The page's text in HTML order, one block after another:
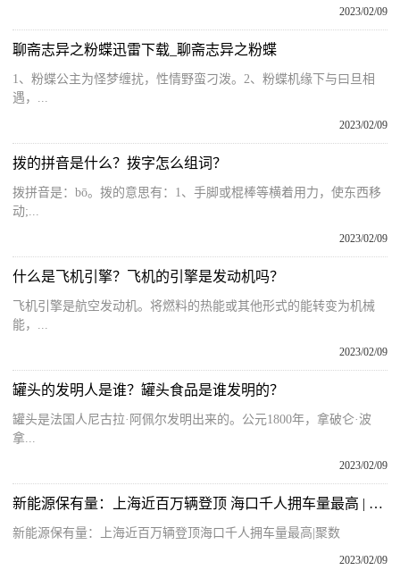
2023/02/09
聊斋志异之粉蝶迅雷下载_聊斋志异之粉蝶
1、粉蝶公主为怪梦缠扰，性情野蛮刁泼。2、粉蝶机缘下与曰旦相
遇，...
2023/02/09
拨的拼音是什么？拨字怎么组词？
拨拼音是：bō。拨的意思有：1、手脚或棍棒等横着用力，使东西移
动;...
2023/02/09
什么是飞机引擎？飞机的引擎是发动机吗？
飞机引擎是航空发动机。将燃料的热能或其他形式的能转变为机械
能，...
2023/02/09
罐头的发明人是谁？罐头食品是谁发明的？
罐头是法国人尼古拉·阿佩尔发明出来的。公元1800年，拿破仑·波
拿...
2023/02/09
新能源保有量：上海近百万辆登顶 海口千人拥车量最高 | 聚数
新能源保有量：上海近百万辆登顶海口千人拥车量最高|聚数
2023/02/09